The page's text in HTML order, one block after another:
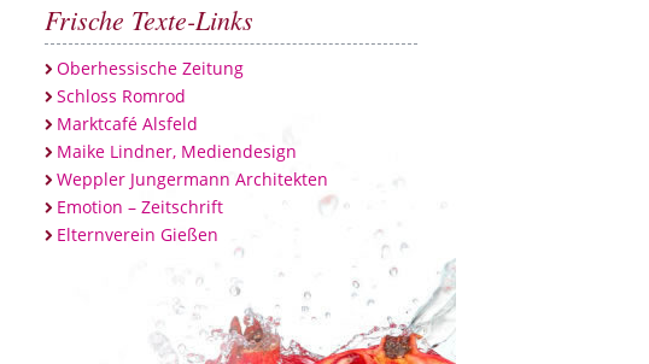
Frische Texte-Links
Oberhessische Zeitung
Schloss Romrod
Marktcafé Alsfeld
Maike Lindner, Mediendesign
Weppler Jungermann Architekten
Emotion – Zeitschrift
Elternverein Gießen